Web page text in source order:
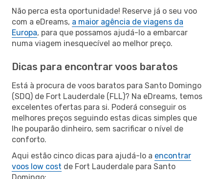
Não perca esta oportunidade! Reserve já o seu voo
com a eDreams, a maior agência de viagens da
Europa, para que possamos ajudá-lo a embarcar
numa viagem inesquecível ao melhor preço.
Dicas para encontrar voos baratos
Está à procura de voos baratos para Santo Domingo
(SDQ) de Fort Lauderdale (FLL)? Na eDreams, temos
excelentes ofertas para si. Poderá conseguir os
melhores preços seguindo estas dicas simples que
lhe pouparão dinheiro, sem sacrificar o nível de
conforto.
Aqui estão cinco dicas para ajudá-lo a encontrar
voos low cost de Fort Lauderdale para Santo